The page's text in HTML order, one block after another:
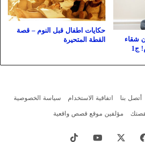
شقاء
ج1
حكايات اطفال قبل النوم – قصة
القطة المتحيرة
أتصل بنا اتفاقية الاستخدام
سياسة الخصوصية
مؤلفين موقع قصص واقعية
فيسبوك يوتيوب